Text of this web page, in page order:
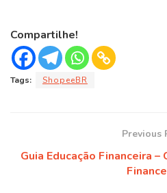
Compartilhe!
Tags: ShopeeBR
Previous
Guia Educação Financeira